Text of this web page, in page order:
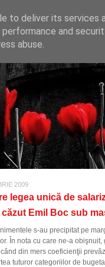
şi opinii economice
2009
legea unică de
Emil Boc sub
s-au precipitat pe
În nota cu care ne-a
din mers coeficienţii
tuturor categoriilor de
to deliver its services
and
abuse.